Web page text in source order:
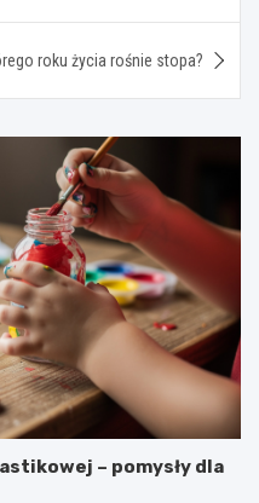
roku życia rośnie stopa?
– pomysły dla